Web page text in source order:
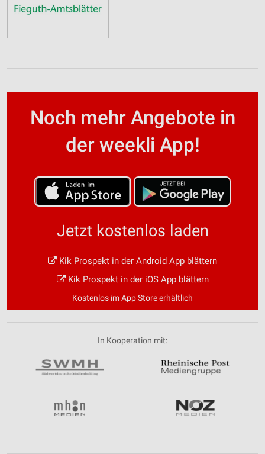
Noch mehr Angebote in
der weekli App!
Jetzt kostenlos laden
Kik Prospekt in der Android App blättern
Kik Prospekt in der iOS App blättern
Kostenlos im App Store erhältlich
In Kooperation mit: